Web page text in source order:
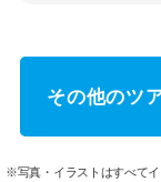
その他のツ
※写真・イラストはすべて